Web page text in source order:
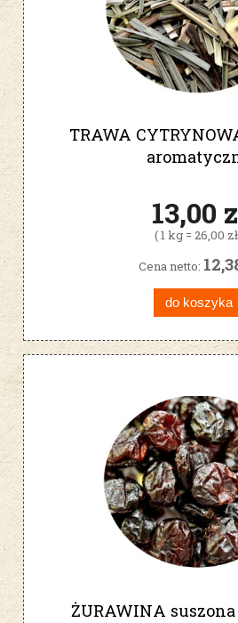
TRAWA
13,00
( 1 kg = 26,00
Cena netto:
do koszyka
ŻURAWINA